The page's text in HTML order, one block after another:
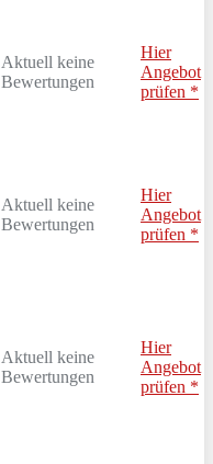
Aktuell keine
Bewertungen
Hier
Angebot
prüfen *
Aktuell keine
Bewertungen
Hier
Angebot
prüfen *
Aktuell keine
Bewertungen
Hier
Angebot
prüfen *